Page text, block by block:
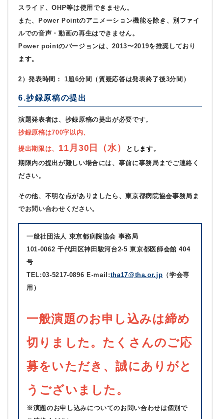
スライド、OHP等は使用できません。
また、Power Pointのアニメーション機能を除き、別ファイ
ルでの音声・動画の再生はできません。
Power pointのバージョンは、2013〜2019を推奨しており
ます。
2）発表時間： 1題6分間（質疑応答は発表終了後3分間）
6.抄録原稿の提出
演題発表者は、抄録原稿の提出が必要です。
抄録原稿は700字以内、
提出期限は、 11月30日（水）
とします。
期限内の提出が難しい場合には、事前に事務局までご連絡く
ださい。
その他、不明な点がありましたら、東京都病院協会事務局ま
でお問い合わせください。
一般社団法人 東京都病院協会 事務局
101-0062 千代田区神田駿河台2-5 東京都医師会館 404
号
TEL:03-5217-0896 E-mail:tha17@tha.or.jp （学会専
用）
一般演題のお申し込みは締め
切りました。たくさんのご応
募をいただき、誠にありがと
うございました。
※演題のお申し込みについてのお問い合わせは個別で